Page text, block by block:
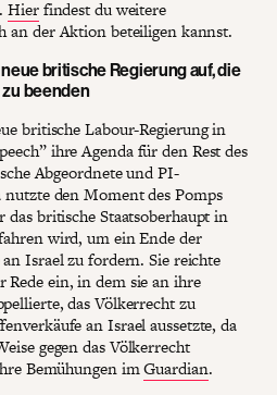
Hierfindest du weitere
an der Aktion beteiligen kannst.
britische Regierung auf, die
beenden
britische Labour-Regierung in
ihre Agenda für den Rest des
Abgeordnete und PI-
nutzte den Moment des Pomps
britische Staatsoberhaupt in
wird, um ein Ende der
Israel zu fordern. Sie reichte
ein, in dem sie an ihre
das Völkerrecht zu
an Israel aussetzte, da
gegen das Völkerrecht
Bemühungen imGuardian.